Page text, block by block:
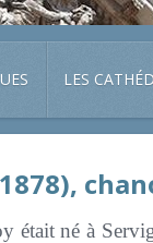
LES
était né à